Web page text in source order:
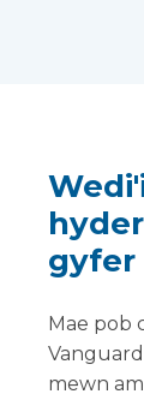
Mae pob
mewn